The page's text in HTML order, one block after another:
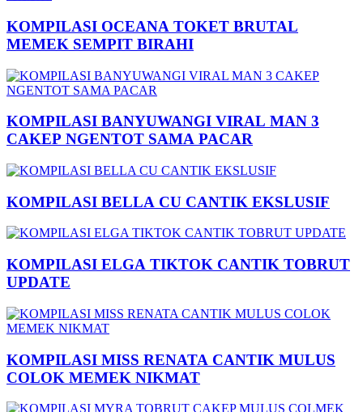
KOMPILASI OCEANA TOKET BRUTAL
MEMEK SEMPIT BIRAHI
KOMPILASI BANYUWANGI VIRAL MAN 3
CAKEP NGENTOT SAMA PACAR
KOMPILASI BELLA CU CANTIK EKSLUSIF
KOMPILASI ELGA TIKTOK CANTIK TOBRUT
UPDATE
KOMPILASI MISS RENATA CANTIK MULUS
COLOK MEMEK NIKMAT